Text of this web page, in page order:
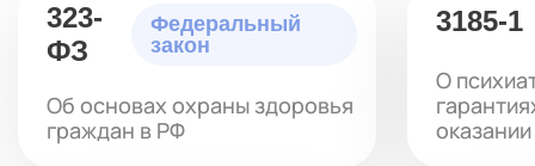
323-
ФЗ
Федеральный
закон
Об основах охраны здоровья
граждан в РФ
3185-1
О
оказании